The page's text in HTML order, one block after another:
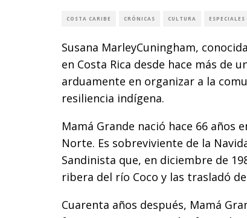
COSTA CARIBE CRÓNICAS CULTURA ESPECIALES
Susana MarleyCuningham,
en Costa Rica desde hace más de
arduamente en organizar a la
resiliencia indígena.
Mamá Grande nació hace 66 años
Norte. Es sobreviviente de la
Sandinista que, en diciembre de
ribera del río Coco y las trasladó
Cuarenta años después, Mamá